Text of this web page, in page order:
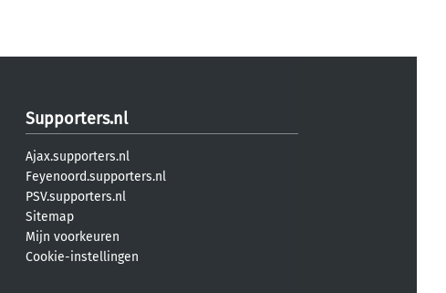
Supporters.nl
Ajax.supporters.nl
Feyenoord.supporters.nl
PSV.supporters.nl
Sitemap
Mijn voorkeuren
Cookie-instellingen